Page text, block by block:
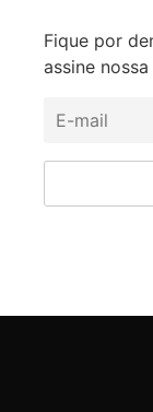
Fique por
assine